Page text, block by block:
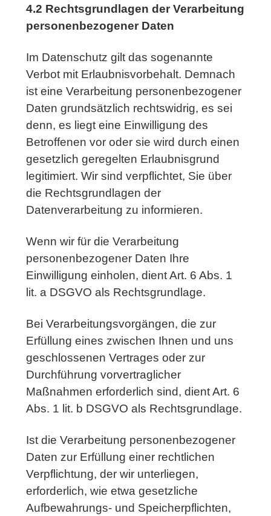
4.2 Rechtsgrundlagen der Verarbeitung
personenbezogener Daten
Im Datenschutz gilt das sogenannte
Verbot mit Erlaubnisvorbehalt. Demnach
ist eine Verarbeitung personenbezogener
Daten grundsätzlich rechtswidrig, es sei
denn, es liegt eine Einwilligung des
Betroffenen vor oder sie wird durch einen
gesetzlich geregelten Erlaubnisgrund
legitimiert. Wir sind verpflichtet, Sie über
die Rechtsgrundlagen der
Datenverarbeitung zu informieren.
Wenn wir für die Verarbeitung
personenbezogener Daten Ihre
Einwilligung einholen, dient Art. 6 Abs. 1
lit. a DSGVO als Rechtsgrundlage.
Bei Verarbeitungsvorgängen, die zur
Erfüllung eines zwischen Ihnen und uns
geschlossenen Vertrages oder zur
Durchführung vorvertraglicher
Maßnahmen erforderlich sind, dient Art. 6
Abs. 1 lit. b DSGVO als Rechtsgrundlage.
Ist die Verarbeitung personenbezogener
Daten zur Erfüllung einer rechtlichen
Verpflichtung, der wir unterliegen,
erforderlich, wie etwa gesetzliche
Aufbewahrungs- und Speicherpflichten,